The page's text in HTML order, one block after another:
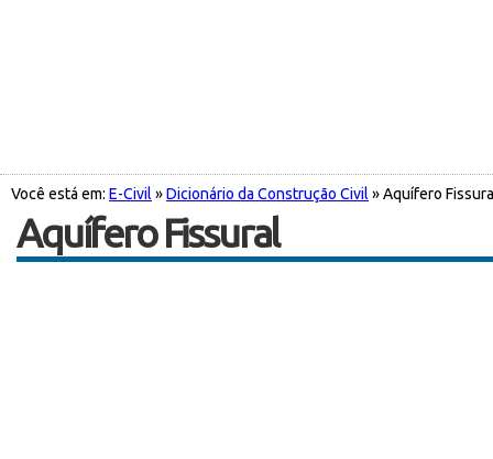
Você está em: E-Civil »Dicionário da Construção Civil » Aquífero
Aquífero Fissural